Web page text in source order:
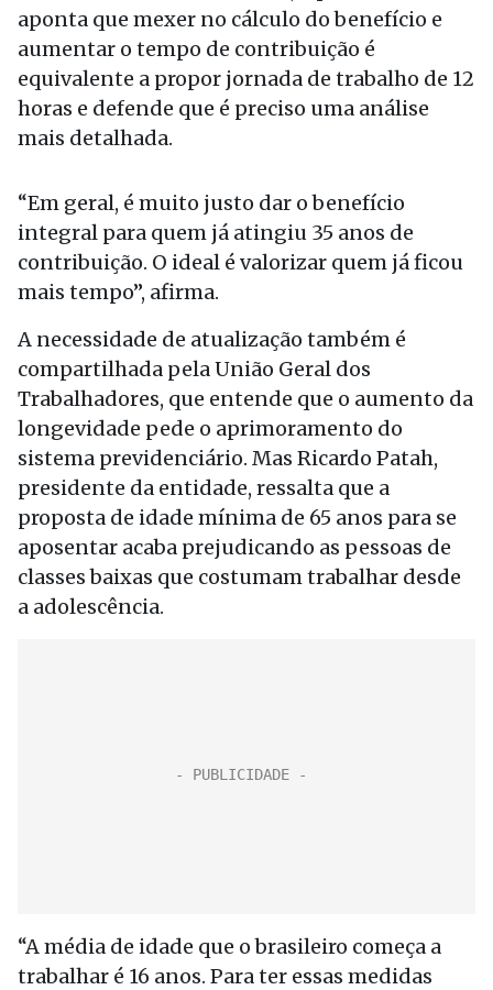
aponta que mexer no cálculo do benefício e
aumentar o tempo de contribuição é
equivalente a propor jornada de trabalho de 12
horas e defende que é preciso uma análise
mais detalhada.
“Em geral, é muito justo dar o benefício
integral para quem já atingiu 35 anos de
contribuição. O ideal é valorizar quem já ficou
mais tempo”, afirma.
A necessidade de atualização também é
compartilhada pela União Geral dos
Trabalhadores, que entende que o aumento da
longevidade pede o aprimoramento do
sistema previdenciário. Mas Ricardo Patah,
presidente da entidade, ressalta que a
proposta de idade mínima de 65 anos para se
aposentar acaba prejudicando as pessoas de
classes baixas que costumam trabalhar desde
a adolescência.
“A média de idade que o brasileiro começa a
trabalhar é 16 anos. Para ter essas medidas